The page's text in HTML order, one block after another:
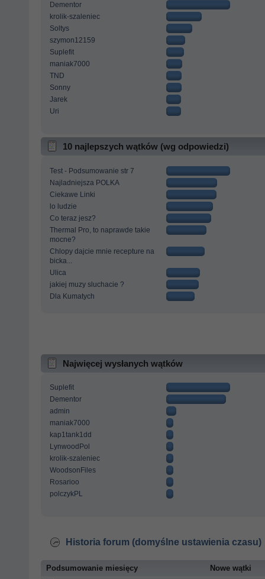
Dementor
krolik-szaleniec
Soltys
szymon12159
Suplefit
maniak7000
TND
Sonny
Jarek
Uri
10 najlepszych wątków (wg odpowiedzi)
Test - Podsumowanie str 7
Najladniejsza POLKA
Ciekawe Linki
lo ludzie
Co teraz jesz?
Thermal Pro, to naprawde takie
mocne?
Chlopy dajcie mnie recepture na
bicka...
Ulica
jakiej muzy sluchacie ?
Dla Kumatych
Najwięcej wysłanych wątków
Suplefit
Dementor
admin
maniak7000
kap1tank1dd
LynwoodPol
krolik-szaleniec
WoodsonFiles
Rosarioo
polczykPL
Historia forum (domyślne ustawienia czasu)
Podsumowanie miesięcy Nowe wątki